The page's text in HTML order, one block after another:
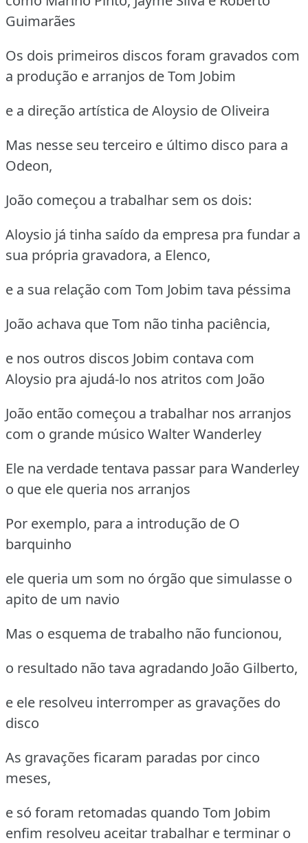
Guimarães
Os dois primeiros discos foram gravados com
a produção e arranjos de Tom Jobim
e a direção artística de Aloysio de Oliveira
Mas nesse seu terceiro e último disco para a
Odeon,
João começou a trabalhar sem os dois:
Aloysio já tinha saído da empresa pra fundar a
sua própria gravadora, a Elenco,
e a sua relação com Tom Jobim tava péssima
João achava que Tom não tinha paciência,
e nos outros discos Jobim contava com
Aloysio pra ajudá-lo nos atritos com João
João então começou a trabalhar nos arranjos
com o grande músico Walter Wanderley
Ele na verdade tentava passar para Wanderley
o que ele queria nos arranjos
Por exemplo, para a introdução de O
barquinho
ele queria um som no órgão que simulasse o
apito de um navio
Mas o esquema de trabalho não funcionou,
o resultado não tava agradando João Gilberto,
e ele resolveu interromper as gravações do
disco
As gravações ficaram paradas por cinco
meses,
e só foram retomadas quando Tom Jobim
enfim resolveu aceitar trabalhar e terminar o